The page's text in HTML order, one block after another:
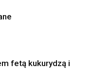
fetą kukurydzą i